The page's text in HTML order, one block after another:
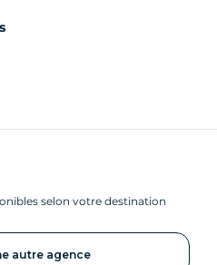
selon votre destination
autre agence